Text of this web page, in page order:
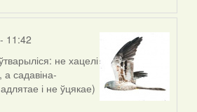
11:42
не хацелі
садавіна-
і не ўцякае)